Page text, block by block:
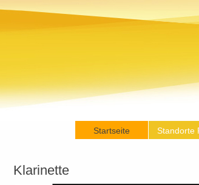
Startseite Standorte
Klarinette